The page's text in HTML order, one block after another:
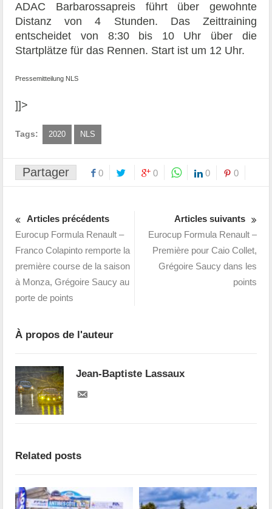
ADAC Barbarossapreis führt über gewohnte
Distanz von 4 Stunden. Das Zeittraining
entscheidet von 8:30 bis 10 Uhr über die
Startplätze für das Rennen. Start ist um 12 Uhr.
Pressemitteilung NLS
]]>
Tags: 2020 NLS
Partager 0 0 0 0
Articles précédents
Eurocup Formula Renault –
Franco Colapinto remporte la
première course de la saison
à Monza, Grégoire Saucy au
porte de points
Articles suivants
Eurocup Formula Renault –
Première pour Caio Collet,
Grégoire Saucy dans les
points
À propos de l'auteur
Jean-Baptiste Lassaux
Related posts